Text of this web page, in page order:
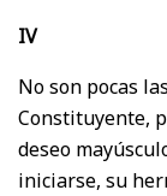
IV
No son pocas
Constituyente,
deseo
iniciarse, su